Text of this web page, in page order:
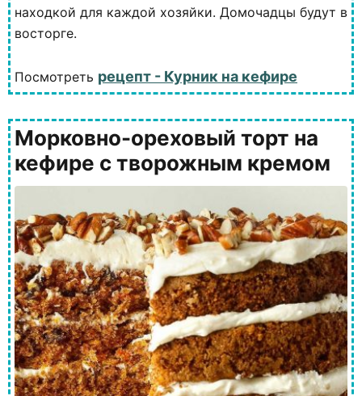
находкой для каждой хозяйки. Домочадцы будут в
восторге.
Посмотреть рецепт - Курник на кефире
Морковно-ореховый торт на
кефире с творожным кремом